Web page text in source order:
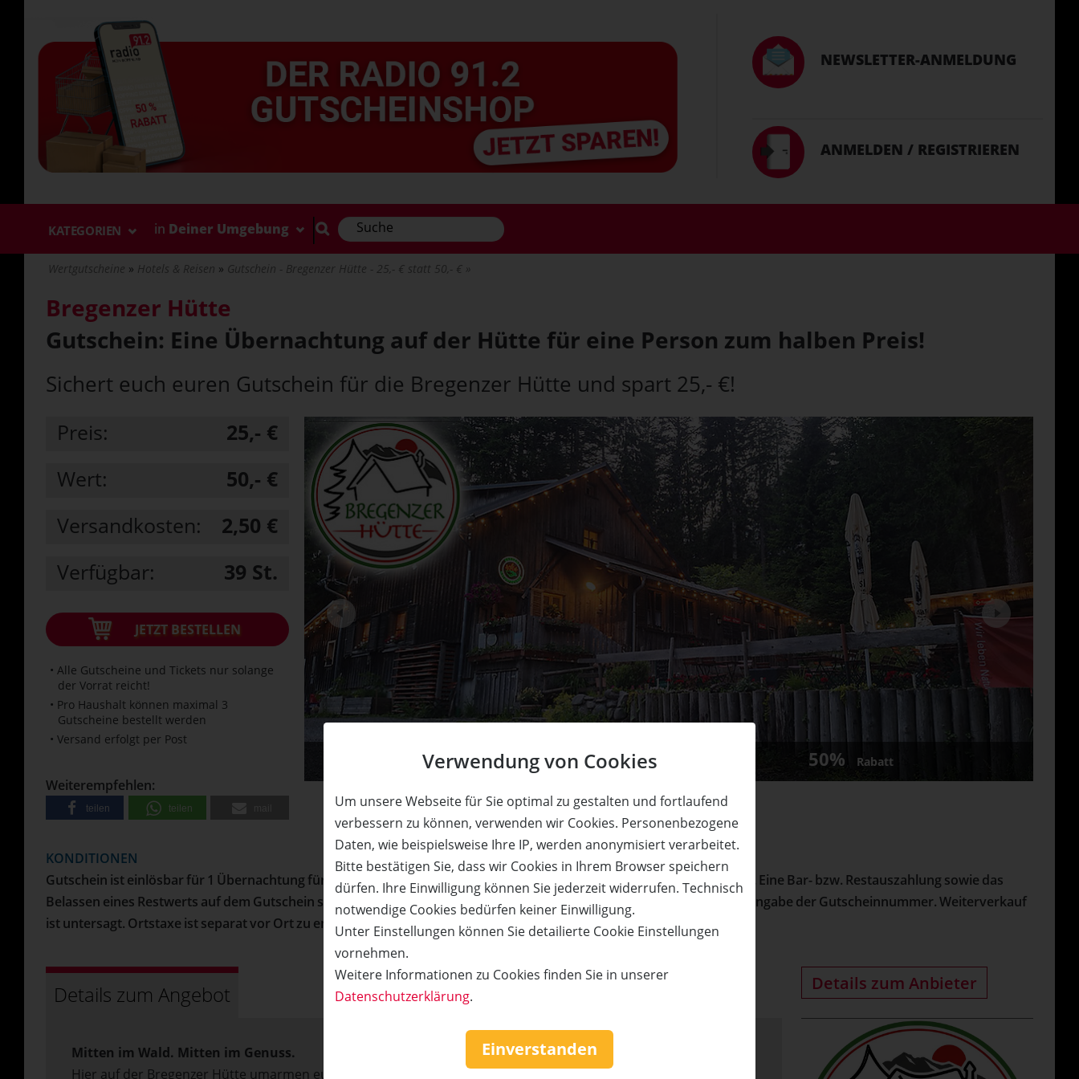
Verwendung von Cookies
Um unsere Webseite für Sie optimal zu gestalten und fortlaufend
verbessern zu können, verwenden wir Cookies. Personenbezogene
Daten, wie beispielsweise Ihre IP, werden anonymisiert verarbeitet.
Bitte bestätigen Sie, dass wir Cookies in Ihrem Browser speichern
dürfen. Ihre Einwilligung können Sie jederzeit widerrufen. Technisch
notwendige Cookies bedürfen keiner Einwilligung.
Unter Einstellungen können Sie detailierte Cookie Einstellungen
vornehmen.
Weitere Informationen zu Cookies finden Sie in unserer
Datenschutzerklärung.
Einverstanden
NEWSLETTER-ANMELDUNG
ANMELDEN / REGISTRIEREN
KATEGORIEN in Deiner Umgebung
Wertgutscheine Hotels & Reisen Gutschein - Bregenzer Hütte - 25,- € statt 50,- €
Bregenzer Hütte
Gutschein: Eine Übernachtung auf der Hütte für eine Person zum halben Preis!
Sichert euch euren Gutschein für die Bregenzer Hütte und spart 25,- €!
Gutschein 50% Rabatt
Next
Preis:
25,- €
Wert:
50,- €
Versandkosten:
2,50 €
Verfügbar:
39 St.
JETZT BESTELLEN
• Alle Gutscheine und Tickets nur solange
der Vorrat reicht!
• Pro Haushalt können maximal 3
Gutscheine bestellt werden
• Versand erfolgt per Post
Weiterempfehlen:
teilen teilen
KONDITIONEN
Gutschein ist einlösbar für 1 Übernachtung für 1 Person inkl. Frühstück. Pro Aufenthalt ist nur ein Gutschein einlösbar. Eine Bar- bzw. Restauszahlung sowie das
Belassen eines Restwerts auf dem Gutschein sind nicht möglich. Einlösbar auf Anfrage und nach Verfügbarkeit unter Angabe der Gutscheinnummer. Weiterverkauf
ist untersagt. Ortstaxe ist separat vor Ort zu entrichten. Einlösbar 1 Jahr ab Kaufdatum.
Details zum Angebot
Mitten im Wald. Mitten im Genuss.
Hier auf der Bregenzer Hütte umarmen euch die Tannen – und wir servieren dazu hausgemachte Schmankerl
Details zum Anbieter